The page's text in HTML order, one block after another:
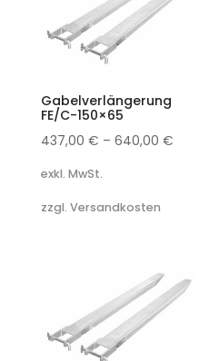
Gabelverlängerung
FE/C-150×65
437,00 € – 640,00 €
exkl. MwSt.
zzgl. Versandkosten